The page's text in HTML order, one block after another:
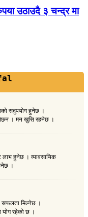
उठाउदै ३ चन्द्र मा